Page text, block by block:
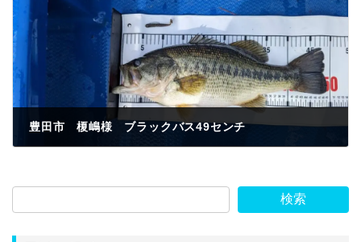
豊田市 榎嶋様 ブラックバス49センチ
検索